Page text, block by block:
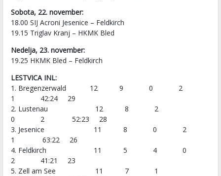
Sobota, 22. november:
18.00 SIJ Acroni Jesenice – Feldkirch
19.15 Triglav Kranj – HKMK Bled
Nedelja, 23. november:
19.25 HKMK Bled – Feldkirch
LESTVICA INL:
1. Bregenzerwald 12 9 0 2
1 42:24 29
2. Lustenau 12 8 2
0 2 52:23 28
3. Jesenice 11 8 0 2
1 63:22 26
4. Feldkirch 11 5 4 0
2 41:21 23
5. Zell am See 11 7 1